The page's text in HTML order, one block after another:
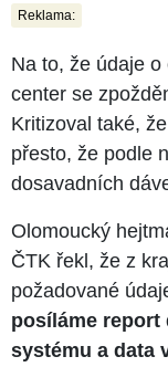
Reklama:
Na to, že údaje
center se
Kritizoval také,
přesto, že podle
dosavadních
Olomoucký
ČTK řekl, že z
požadované
posíláme
systému a data